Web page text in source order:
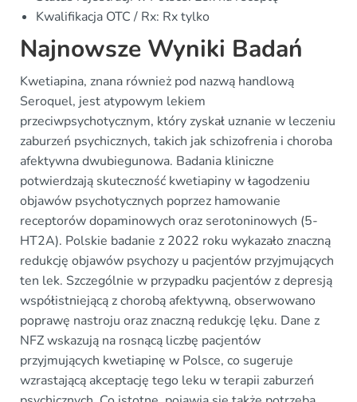
Kwalifikacja OTC / Rx: Rx tylko
Najnowsze Wyniki Badań
Kwetiapina, znana również pod nazwą handlową
Seroquel, jest atypowym lekiem
przeciwpsychotycznym, który zyskał uznanie w leczeniu
zaburzeń psychicznych, takich jak schizofrenia i choroba
afektywna dwubiegunowa. Badania kliniczne
potwierdzają skuteczność kwetiapiny w łagodzeniu
objawów psychotycznych poprzez hamowanie
receptorów dopaminowych oraz serotoninowych (5-
HT2A). Polskie badanie z 2022 roku wykazało znaczną
redukcję objawów psychozy u pacjentów przyjmujących
ten lek. Szczególnie w przypadku pacjentów z depresją
współistniejącą z chorobą afektywną, obserwowano
poprawę nastroju oraz znaczną redukcję lęku. Dane z
NFZ wskazują na rosnącą liczbę pacjentów
przyjmujących kwetiapinę w Polsce, co sugeruje
wzrastającą akceptację tego leku w terapii zaburzeń